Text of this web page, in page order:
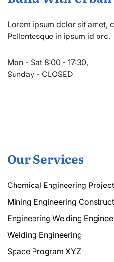
Lorem ipsum dolor sit amet,
Pellentesque in ipsum id orc.
Mon - Sat 8:00 - 17:30,
Sunday - CLOSED
Our Services
Chemical Engineering
Mining Engineering
Engineering Welding
Welding Engineering
Space Program XYZ